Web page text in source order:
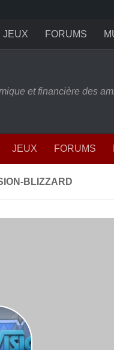
JEUX FORUMS
et financière des
JEUX FORUMS
BLIZZARD